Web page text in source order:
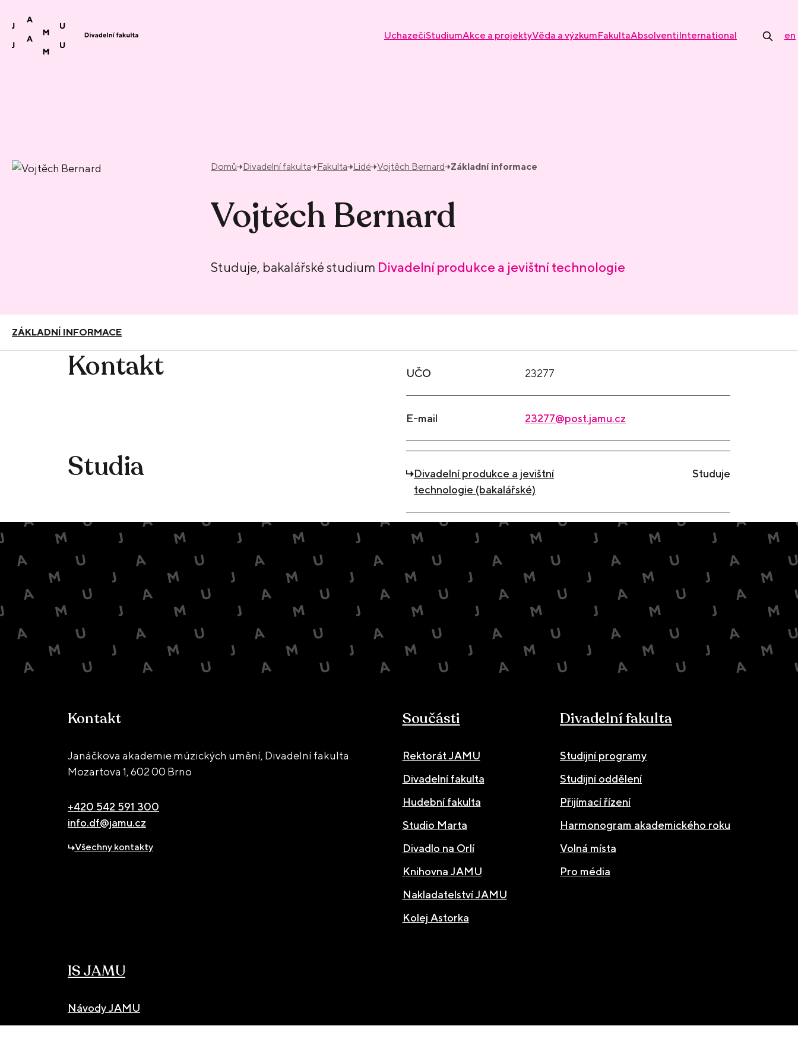
UchazečiStudiumAkce a projektyVěda a výzkumFakultaAbsolventiInternational en
Domů Divadelní fakulta Fakulta Lidé Vojtěch Bernard Základní informace
Vojtěch Bernard
Studuje, bakalářské studium Divadelní produkce a jevištní technologie
ZÁKLADNÍ INFORMACE
Kontakt UČO 23277
E-mail 23277@post.jamu.cz
Studia Studuje
Divadelní produkce a jevištní
technologie (bakalářské)
Kontakt
Janáčkova akademie múzických umění, Divadelní fakulta
Mozartova 1,602 00 Brno
+420 542 591 300
info.df@jamu.cz
Všechny kontakty
Součásti
Rektorát JAMU
Divadelní fakulta
Hudební fakulta
Studio Marta
Divadlo na Orlí
Knihovna JAMU
Nakladatelství JAMU
Kolej Astorka
Divadelní fakulta
Studijní programy
Studijní oddělení
Přijímací řízení
Harmonogram akademického roku
Volná místa
Pro média
IS JAMU
Návody JAMU